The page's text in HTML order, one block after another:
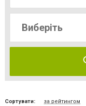
Сортувати: за рейтингом